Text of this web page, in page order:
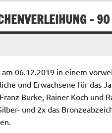
–
06.12.2019 in einem
und Erwachsene für das
Burke, Rainer Koch und
und 2x das